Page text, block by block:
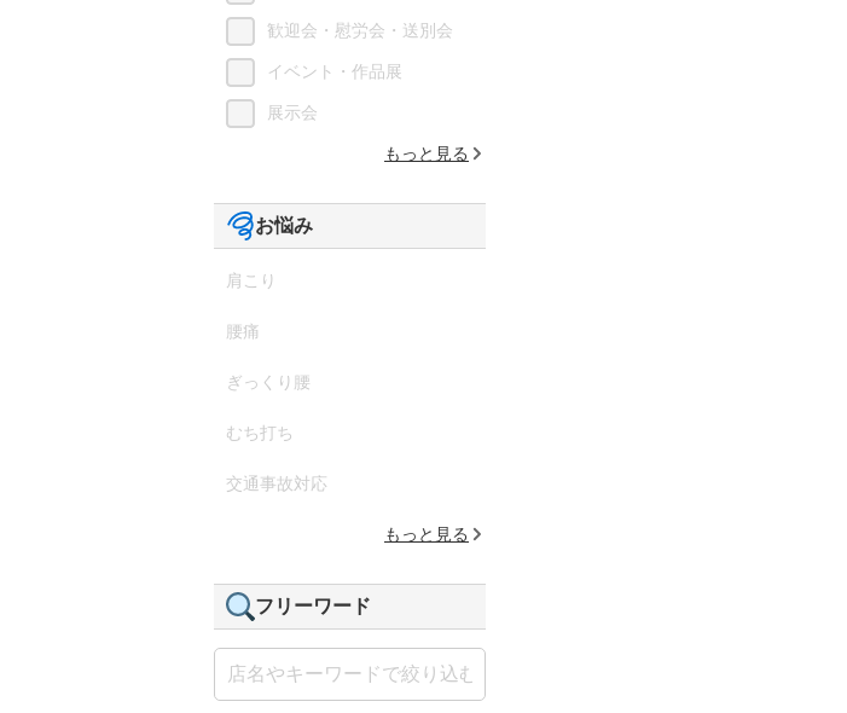
歓迎会・慰労会・送別会
イベント・作品展
展示会
もっと見る
お悩み
肩こり
腰痛
ぎっくり腰
むち打ち
交通事故対応
もっと見る
フリーワード